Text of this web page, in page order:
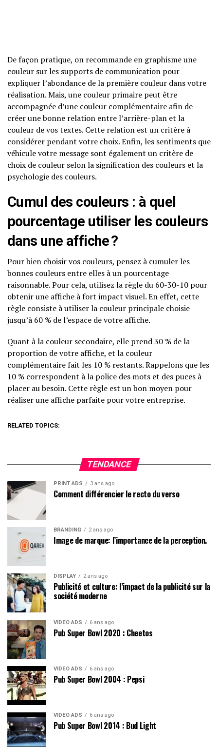
De façon pratique, on recommande en graphisme une
couleur sur les supports de communication pour
expliquer l’abondance de la première couleur dans votre
réalisation. Mais, une couleur primaire peut être
accompagnée d’une couleur complémentaire afin de
créer une bonne relation entre l’arrière-plan et la
couleur de vos textes. Cette relation est un critère à
considérer pendant votre choix. Enfin, les sentiments que
véhicule votre message sont également un critère de
choix de couleur selon la signification des couleurs et la
psychologie des couleurs.
Cumul des couleurs : à quel
pourcentage utiliser les couleurs
dans une affiche ?
Pour bien choisir vos couleurs, pensez à cumuler les
bonnes couleurs entre elles à un pourcentage
raisonnable. Pour cela, utilisez la règle du 60-30-10 pour
obtenir une affiche à fort impact visuel. En effet, cette
règle consiste à utiliser la couleur principale choisie
jusqu’à 60 % de l’espace de votre affiche.
Quant à la couleur secondaire, elle prend 30 % de la
proportion de votre affiche, et la couleur
complémentaire fait les 10 % restants. Rappelons que les
10 % correspondent à la police des mots et des puces à
placer au besoin. Cette règle est un bon moyen pour
réaliser une affiche parfaite pour votre entreprise.
RELATED TOPICS:
TENDANCE
PRINT ADS 3 ans ago
Comment différencier le recto du verso
BRANDING 2 ans ago
Image de marque: l’importance de la perception.
DISPLAY 2 ans ago
Publicité et culture: l’impact de la publicité sur la
société moderne
VIDEO ADS 6 ans ago
Pub Super Bowl 2020 : Cheetos
VIDEO ADS 6 ans ago
Pub Super Bowl 2004 : Pepsi
VIDEO ADS 6 ans ago
Pub Super Bowl 2014 : Bud Light